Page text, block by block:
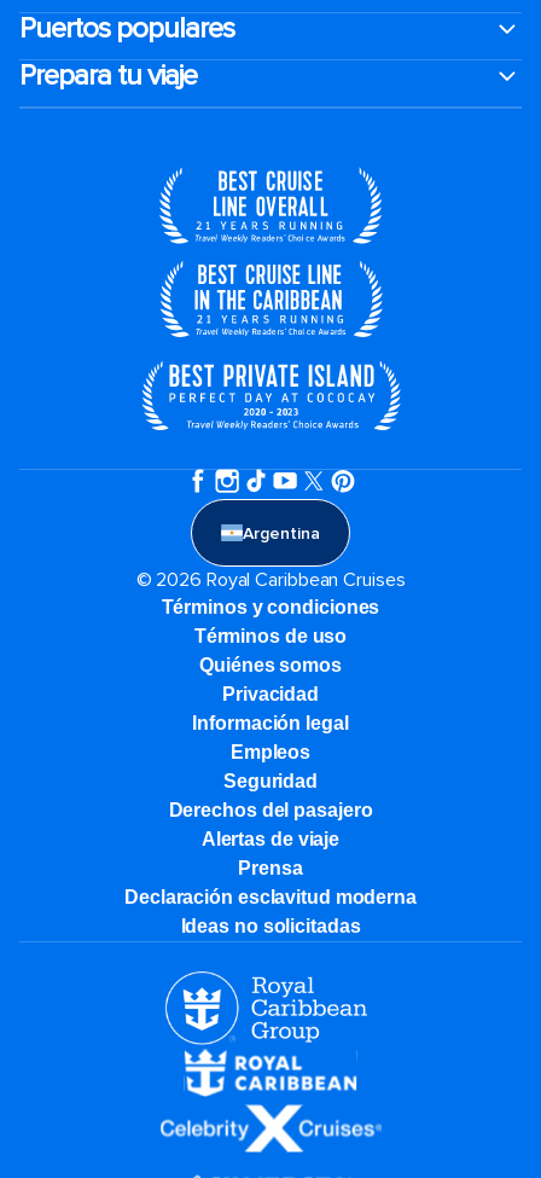
Puertos populares
Prepara tu viaje
Argentina
© 2026 Royal Caribbean Cruises
Términos y condiciones
Términos de uso
Quiénes somos
Privacidad
Información legal
Empleos
Seguridad
Derechos del pasajero
Alertas de viaje
Prensa
Declaración esclavitud moderna
Ideas no solicitadas